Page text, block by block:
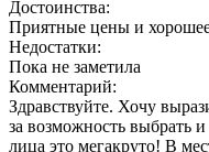
Достоинства:
Приятные цены и хорошее
Недостатки:
Пока не заметила
Комментарий:
Здравствуйте. Хочу
за возможность выбрать
лица это мегакруто! В